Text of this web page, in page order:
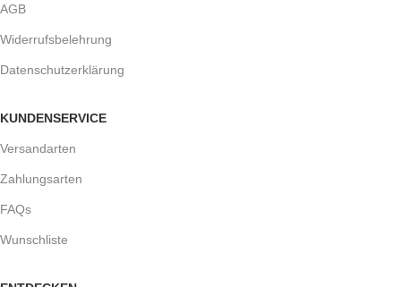
AGB
Widerrufsbelehrung
Datenschutzerklärung
KUNDENSERVICE
Versandarten
Zahlungsarten
FAQs
Wunschliste